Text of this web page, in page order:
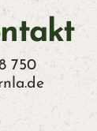
750